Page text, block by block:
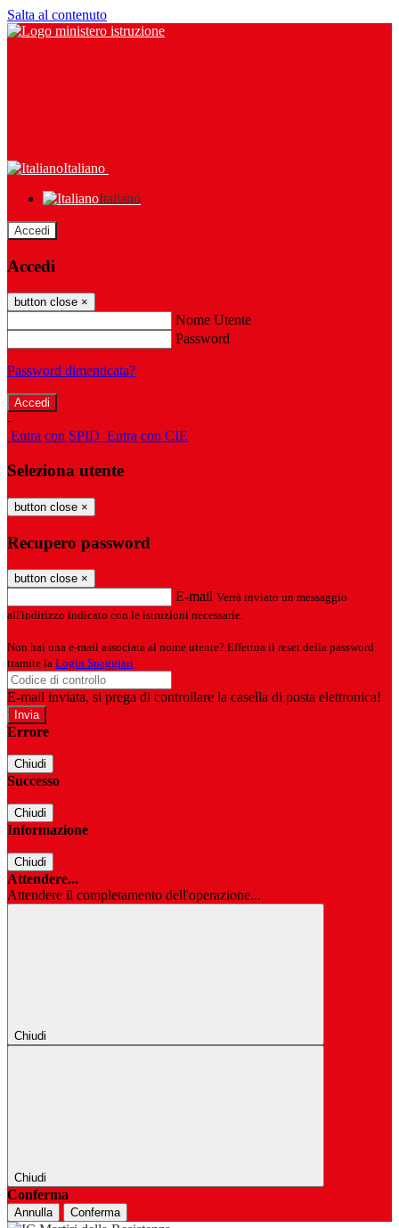
Salta al contenuto
Italiano
Italiano
Accedi
Accedi
button close ×
Nome Utente
Password
Password dimenticata?
-
Entra con SPID Entra con CIE
Seleziona utente
button close ×
Recupero password
button close ×
E-mail Verrà inviato un messaggio
all'indirizzo indicato con le istruzioni necessarie.
Non hai una e-mail associata al nome utente? Effettua il reset della password
tramite la Login Spaggiari
E-mail inviata, si prega di controllare la casella di posta elettronica!
Errore
Chiudi
Successo
Chiudi
Informazione
Chiudi
Attendere...
Attendere il completamento dell'operazione...
Chiudi
Chiudi
Conferma
Annulla Conferma